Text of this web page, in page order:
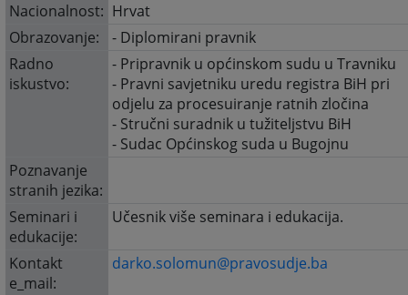
Nacionalnost: Hrvat
Obrazovanje:
- Diplomirani pravnik
Radno
iskustvo:
- Pripravnik u općinskom sudu u Travniku
- Pravni savjetniku uredu registra BiH pri
odjelu za procesuiranje ratnih zločina
- Stručni suradnik u tužiteljstvu BiH
- Sudac Općinskog suda u Bugojnu
Poznavanje
stranih jezika:
Seminari i
edukacije:
Učesnik više seminara i edukacija.
Kontakt
e_mail:
darko.solomun@pravosudje.ba